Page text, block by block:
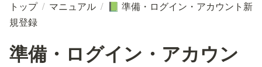
トップ / マニュアル / 📗 準備・ログイン・アカウント新
規登録
準備・ログイン・アカウン